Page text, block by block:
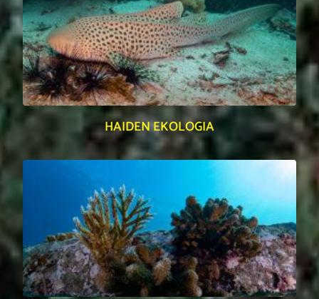
HAIDEN EKOLOGIA